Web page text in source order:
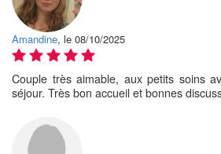
Amandine, le 08/10/2025
Couple très aimable, aux petits soins
séjour. Très bon accueil et bonnes